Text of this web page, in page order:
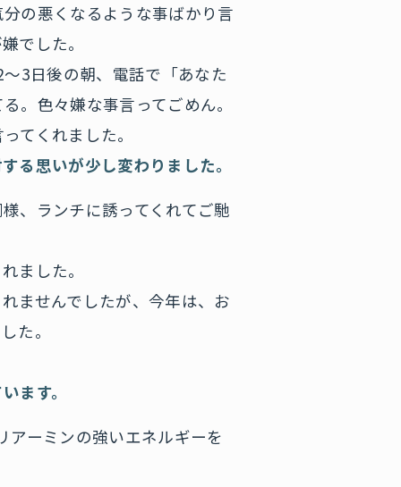
の悪くなるような事ばかり言
でした。
3日後の朝、電話で「あなた
。色々嫌な事言ってごめん。
てくれました。
る思いが少し変わりました。
、ランチに誘ってくれてご馳
ました。
ませんでしたが、今年は、お
た。
ます。
アーミンの強いエネルギーを